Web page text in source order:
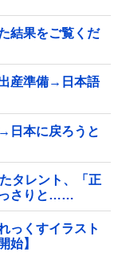
結果をご覧くだ
産準備→日本語
日本に戻ろうと
タレント、「正
っさりと……
っくすイラスト
始】